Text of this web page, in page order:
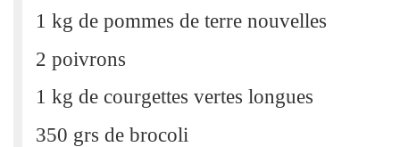
1 kg de pommes de terre nouvelles
2 poivrons
1 kg de courgettes vertes longues
350 grs de brocoli